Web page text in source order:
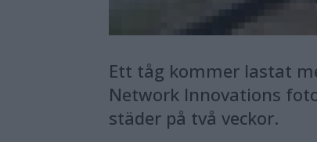
Ett tåg kommer lastat
Network Innovations
städer på två veckor.